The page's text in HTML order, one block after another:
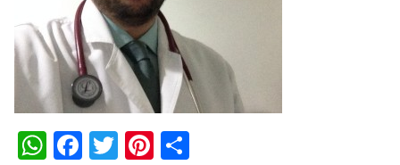
WhatsApp
Facebook
Twitter
Pinterest
Compartilhar